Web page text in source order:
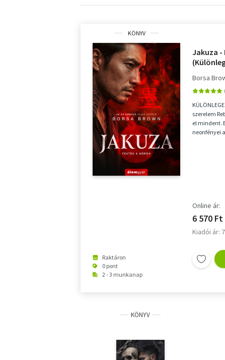
KÖNYV
Raktáron
0 pont
2 - 3 munkanap
Jakuza -
Borsa
szerelem
el mindent.
neonfényei
Online ár:
6 570 Ft
Kiadói ár:
KÖNYV